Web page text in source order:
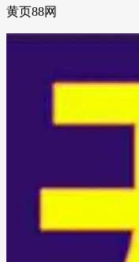
黄页88网